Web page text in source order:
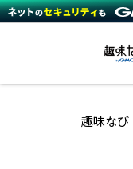
趣味なび